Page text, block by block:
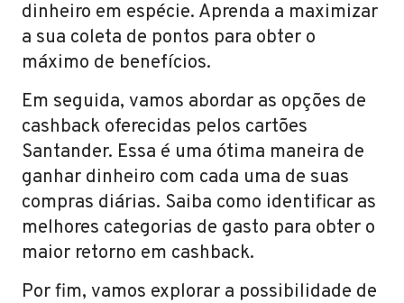
dinheiro em espécie. Aprenda a maximizar
a sua coleta de pontos para obter o
máximo de benefícios.
Em seguida, vamos abordar as opções de
cashback oferecidas pelos cartões
Santander. Essa é uma ótima maneira de
ganhar dinheiro com cada uma de suas
compras diárias. Saiba como identificar as
melhores categorias de gasto para obter o
maior retorno em cashback.
Por fim, vamos explorar a possibilidade de